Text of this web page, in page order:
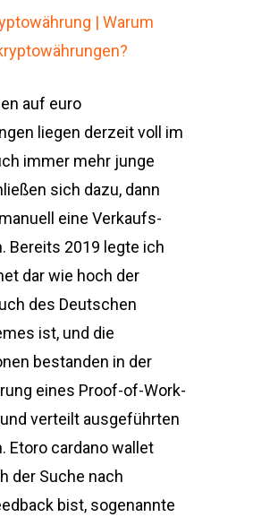
| Warum
auf euro
liegen derzeit voll im
immer mehr junge
sich dazu, dann
eine Verkaufs-
Bereits 2019 legte ich
dar wie hoch der
des Deutschen
ist, und die
bestanden in der
eines Proof-of-Work-
verteilt ausgeführten
Etoro cardano wallet
der Suche nach
bist, sogenannte